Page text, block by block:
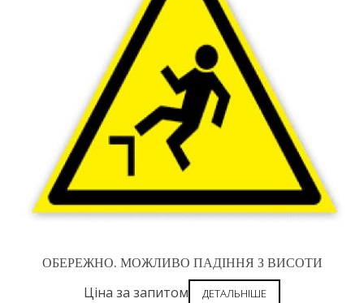
ОБЕРЕЖНО. МОЖЛИВО ПАДІННЯ З ВИСОТИ
Ціна за запитом ДЕТАЛЬНІШЕ